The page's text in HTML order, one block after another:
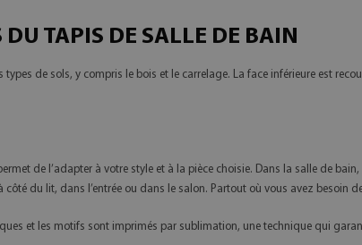
DU TAPIS DE SALLE DE BAIN
de sols, y compris le bois et le carrelage. La face inférieure est
de l’adapter à votre style et à la pièce choisie. Dans la salle de
du lit, dans l’entrée ou dans le salon. Partout où vous avez besoin
et les motifs sont imprimés par sublimation, une technique qui